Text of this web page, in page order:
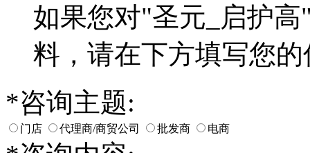
如果您对"圣元_启护高
料，请在下方填写您
*咨询主题:
门店 代理商/商贸公司 批发商 电商